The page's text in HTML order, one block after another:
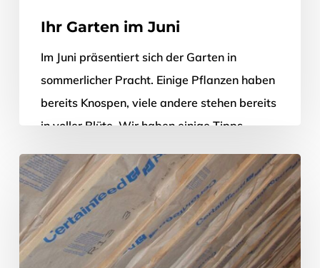
Ihr Garten im Juni
Im Juni präsentiert sich der Garten in
sommerlicher Pracht. Einige Pflanzen haben
bereits Knospen, viele andere stehen bereits
in voller Blüte. Wir haben einige Tipps…
2. Juni 2012